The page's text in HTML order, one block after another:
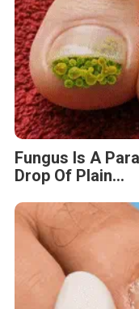
Fungus Is A
Drop Of Plain...